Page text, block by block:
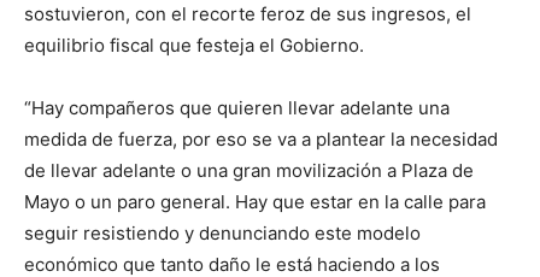
sostuvieron, con el recorte feroz de sus ingresos, el
equilibrio fiscal que festeja el Gobierno.
“Hay compañeros que quieren llevar adelante una
medida de fuerza, por eso se va a plantear la necesidad
de llevar adelante o una gran movilización a Plaza de
Mayo o un paro general. Hay que estar en la calle para
seguir resistiendo y denunciando este modelo
económico que tanto daño le está haciendo a los